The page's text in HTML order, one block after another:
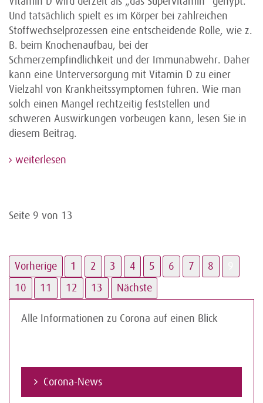
Und tatsächlich spielt es im Körper bei zahlreichen
Stoffwechselprozessen eine entscheidende Rolle, wie z.
B. beim Knochenaufbau, bei der
Schmerzempfindlichkeit und der Immunabwehr. Daher
kann eine Unterversorgung mit Vitamin D zu einer
Vielzahl von Krankheitssymptomen führen. Wie man
solch einen Mangel rechtzeitig feststellen und
schweren Auswirkungen vorbeugen kann, lesen Sie in
diesem Beitrag.
weiterlesen
Seite 9 von 13
Vorherige 1 2 3 4 5 6 7 8
10
11 12 13 Nächste
Alle Informationen zu Corona auf einen Blick
Corona-News